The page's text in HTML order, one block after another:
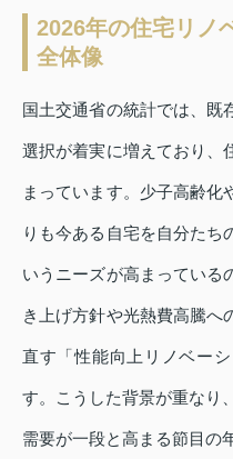
2026年の住宅リノ
全体像
国土交通省の統計では、既
選択が着実に増えており、
まっています。少子高齢化
りも今ある自宅を自分たち
いうニーズが高まっている
き上げ方針や光熱費高騰へ
直す「性能向上リノベー
す。こうした背景が重なり
需要が一段と高まる節目の